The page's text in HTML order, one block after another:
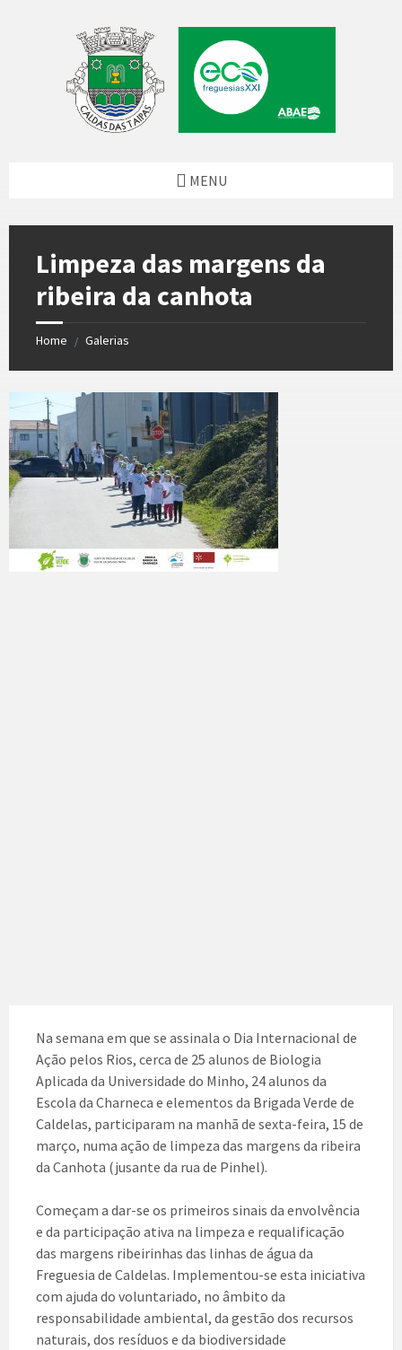
MENU
Limpeza das margens da
ribeira da canhota
Home / Galerias
Na semana em que se assinala o Dia Internacional de
Ação pelos Rios, cerca de 25 alunos de Biologia
Aplicada da Universidade do Minho, 24 alunos da
Escola da Charneca e elementos da Brigada Verde de
Caldelas, participaram na manhã de sexta-feira, 15 de
março, numa ação de limpeza das margens da ribeira
da Canhota (jusante da rua de Pinhel).
Começam a dar-se os primeiros sinais da envolvência
e da participação ativa na limpeza e requalificação
das margens ribeirinhas das linhas de água da
Freguesia de Caldelas. Implementou-se esta iniciativa
com ajuda do voluntariado, no âmbito da
responsabilidade ambiental, da gestão dos recursos
naturais, dos resíduos e da biodiversidade